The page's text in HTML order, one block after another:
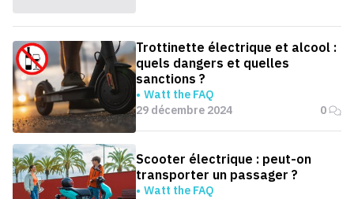
Trottinette électrique et alcool :
quels dangers et quelles
sanctions ?
Watt the FAQ
29 décembre 2024
0
Scooter électrique : peut-on
transporter un passager ?
Watt the FAQ